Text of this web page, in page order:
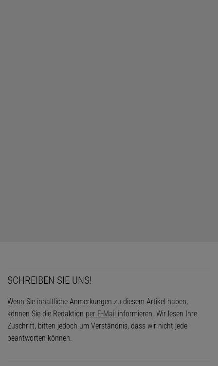
SCHREIBEN SIE UNS!
Wenn Sie inhaltliche Anmerkungen zu diesem Artikel haben,
können Sie die Redaktion per E-Mail informieren. Wir lesen Ihre
Zuschrift, bitten jedoch um Verständnis, dass wir nicht jede
beantworten können.